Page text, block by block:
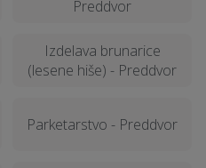
Preddvor
Izdelava brunarice
(lesene hiše) - Preddvor
Parketarstvo - Preddvor